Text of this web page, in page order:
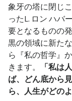
象牙の塔に閉じ
ったL. ロン ハバ
要となるものの
黒の領域に新た
ら『私の哲学』
きます。
「私は
ば、どん底から
ら、人生がどの